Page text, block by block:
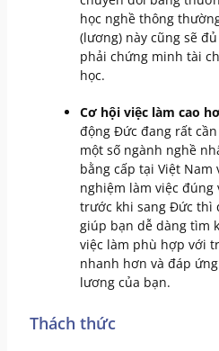
học nghề thông
(lương) này cũng sẽ
phải chứng minh tài
học.
Cơ hội việc làm cao
động Đức đang rất
một số ngành nghề
bằng cấp tại Việt Nam
nghiệm làm việc
trước khi sang Đức thì
giúp bạn dễ dàng tìm
việc làm phù hợp với
nhanh hơn và đáp
lương của bạn.
Thách thức